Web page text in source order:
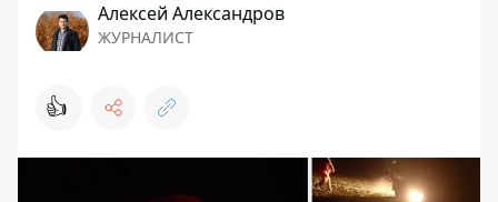
Алексей Александров
ЖУРНАЛИСТ
👍